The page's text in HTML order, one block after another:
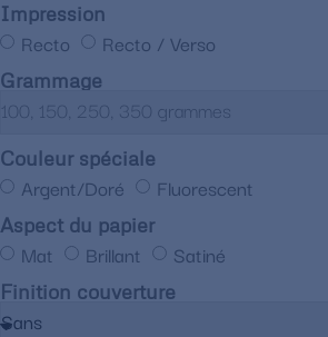
Impression
Recto Recto / Verso
Grammage
Couleur spéciale
Argent/Doré Fluorescent
Aspect du papier
Mat Brillant Satiné
Finition couverture